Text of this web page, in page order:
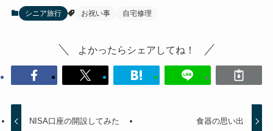
シニア旅行 お祝い事 自宅修理
よかったらシェアしてね！
NISA口座の開設してみた 食器の思い出